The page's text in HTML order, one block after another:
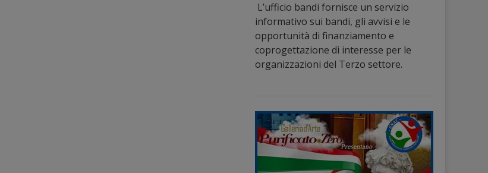
L’ufficio bandi fornisce un servizio
informativo sui bandi, gli avvisi e le
opportunità di finanziamento e
coprogettazione di interesse per le
organizzazioni del Terzo settore.